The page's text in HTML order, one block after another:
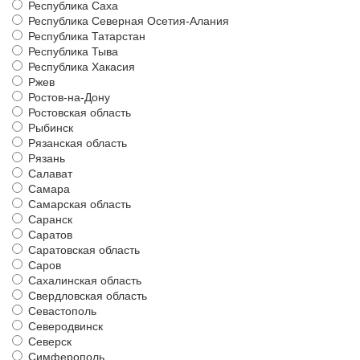
Республика Саха
Республика Северная Осетия-Алания
Республика Татарстан
Республика Тыва
Республика Хакасия
Ржев
Ростов-на-Дону
Ростовская область
Рыбинск
Рязанская область
Рязань
Салават
Самара
Самарская область
Саранск
Саратов
Саратовская область
Саров
Сахалинская область
Свердловская область
Севастополь
Северодвинск
Северск
Симферополь